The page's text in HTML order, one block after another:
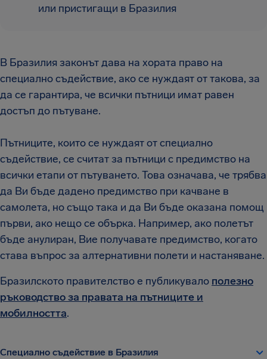
или пристигащи в Бразилия
В Бразилия законът дава на хората право на
специално съдействие, ако се нуждаят от такова, за
да се гарантира, че всички пътници имат равен
достъп до пътуване.
Пътниците, които се нуждаят от специално
съдействие, се считат за пътници с предимство на
всички етапи от пътуването. Това означава, че трябва
да Ви бъде дадено предимство при качване в
самолета, но също така и да Ви бъде оказана помощ
първи, ако нещо се обърка. Например, ако полетът
бъде анулиран, Вие получавате предимство, когато
става въпрос за алтернативни полети и настаняване.
Бразилското правителство е публикувало полезно
ръководство за правата на пътниците и
мобилността.
Специално съдействие в Бразилия